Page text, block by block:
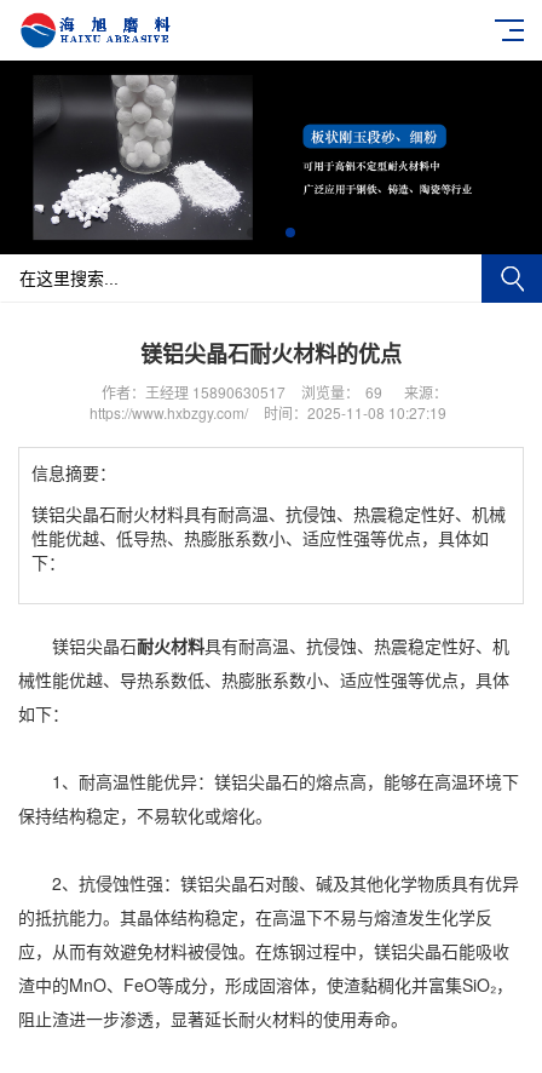
镁铝尖晶石耐火材料的优点
作者：王经理 15890630517 浏览量： 69
来源：
https://www.hxbzgy.com/
时间：2025-11-08 10:27:19
信息摘要：
镁铝尖晶石耐火材料具有耐高温、抗侵蚀、热震稳定性好、机械
性能优越、低导热、热膨胀系数小、适应性强等优点，具体如
下：
镁铝尖晶石耐火材料具有耐高温、抗侵蚀、热震稳定性好、机
械性能优越、导热系数低、热膨胀系数小、适应性强等优点，具体
如下：
1、耐高温性能优异：镁铝尖晶石的熔点高，能够在高温环境下
保持结构稳定，不易软化或熔化。
2、抗侵蚀性强：镁铝尖晶石对酸、碱及其他化学物质具有优异
的抵抗能力。其晶体结构稳定，在高温下不易与熔渣发生化学反
应，从而有效避免材料被侵蚀。在炼钢过程中，镁铝尖晶石能吸收
渣中的MnO、FeO等成分，形成固溶体，使渣黏稠化并富集SiO₂，
阻止渣进一步渗透，显著延长耐火材料的使用寿命。